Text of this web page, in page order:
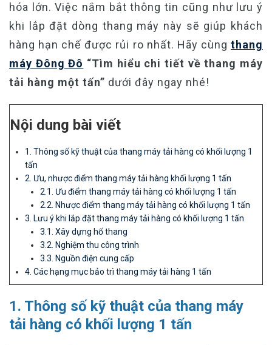
hóa lớn. Việc nắm bắt thông tin cũng như lưu ý
khi lắp đặt dòng thang máy này sẽ giúp khách
hàng hạn chế được rủi ro nhất. Hãy cùng thang
máy Đông Đô “Tìm hiểu chi tiết về thang máy
tải hàng một tấn” dưới đây ngay nhé!
Nội dung bài viết
1. Thông số kỹ thuật của thang máy tải hàng có khối lượng 1
tấn
2. Ưu, nhược điểm thang máy tải hàng khối lượng 1 tấn
2.1. Ưu điểm thang máy tải hàng có khối lượng 1 tấn
2.2. Nhược điểm thang máy tải hàng có khối lượng 1 tấn
3. Lưu ý khi lắp đặt thang máy tải hàng có khối lượng 1 tấn
3.1. Xây dựng hố thang
3.2. Nghiệm thu công trình
3.3. Nguồn điện cung cấp
4. Các hạng mục bảo trì thang máy tải hàng 1 tấn
1. Thông số kỹ thuật của thang máy
tải hàng có khối lượng 1 tấn